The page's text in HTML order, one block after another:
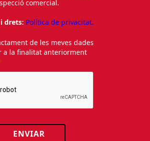
comercial.
drets: Política de privacitat.
de les meves dades
a la finalitat anteriorment
ENVIAR